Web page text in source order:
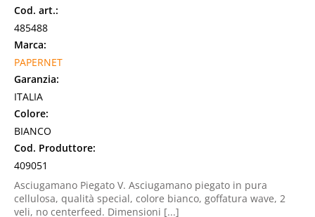
Cod. art.:
485488
Marca:
PAPERNET
Garanzia:
ITALIA
Colore:
BIANCO
Cod. Produttore:
409051
Asciugamano Piegato V. Asciugamano piegato in pura
cellulosa, qualità special, colore bianco, goffatura wave, 2
veli, no centerfeed. Dimensioni [...]